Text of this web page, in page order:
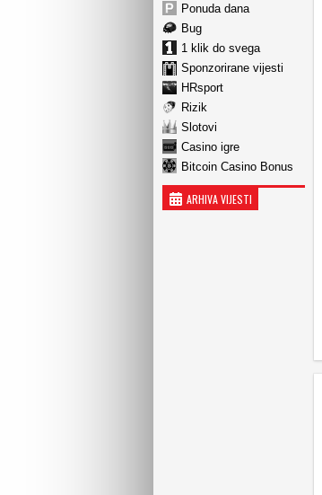
Ponuda dana
Bug
1 klik do svega
Sponzorirane vijesti
HRsport
Rizik
Slotovi
Casino igre
Bitcoin Casino Bonus
ARHIVA VIJESTI